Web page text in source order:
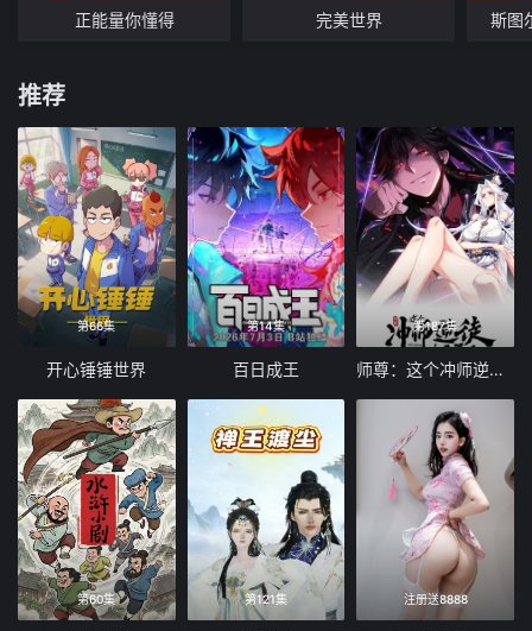
正能量你懂得 完美世界 斯图
推荐
第66集
开心锤锤世界
第14集
百日成王
第187集
师尊：这个冲师逆徒才不是圣子 动态漫画
第60集 第121集 注册送8888